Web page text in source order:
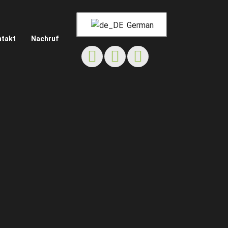
Nachruf
German